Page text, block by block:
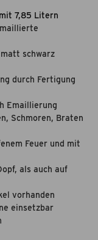
7,85 Litern
schwarz
durch Fertigung
Emaillierung
Schmoren, Braten
Feuer und mit
als auch auf
vorhanden
einsetzbar